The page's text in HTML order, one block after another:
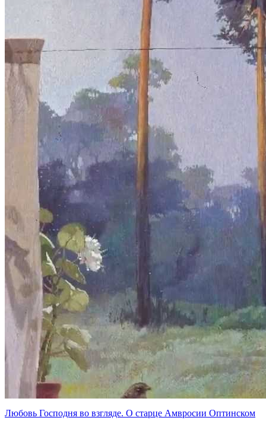
Любовь Господня во взгляде. О старце Амвросии Оптинском